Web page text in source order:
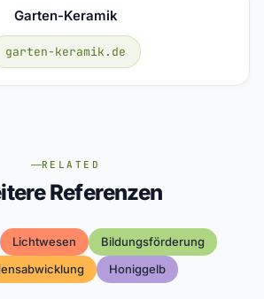
Garten-Keramik
garten-keramik.de
RELATED
Referenzen
Lichtwesen
Bildungsförderung
Honiggelb